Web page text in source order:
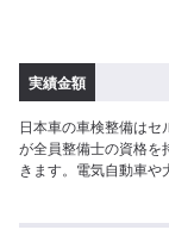
実績金額
日本車の車検整備は
が全員整備士の資格を
きます。電気自動車